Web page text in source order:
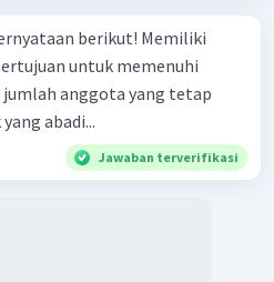
berikut! Memiliki
abadi...
Jawaban terverifikasi